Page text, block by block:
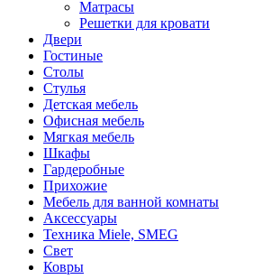
Матрасы
Решетки для кровати
Двери
Гостиные
Столы
Стулья
Детская мебель
Офисная мебель
Мягкая мебель
Шкафы
Гардеробные
Прихожие
Мебель для ванной комнаты
Аксессуары
Техника Miele, SMEG
Свет
Ковры